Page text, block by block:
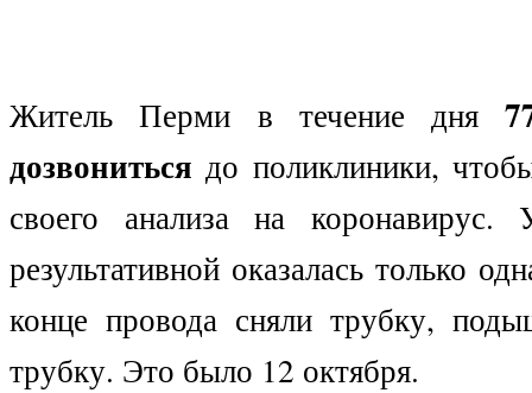
Житель Перми в течение дня
дозвониться до поликлиники,
своего анализа на
результативной оказалась только
конце провода сняли трубку,
трубку. Это было 12 октября.